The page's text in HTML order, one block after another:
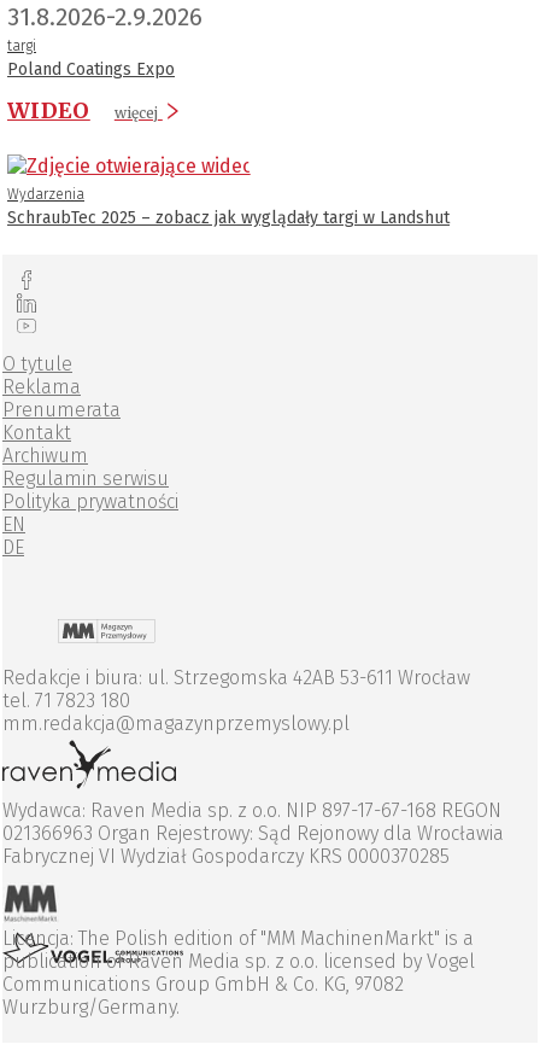
31.8.2026-2.9.2026
targi
Poland Coatings Expo
WIDEO więcej
Wydarzenia
SchraubTec 2025 – zobacz jak wyglądały targi w Landshut
O tytule
Reklama
Prenumerata
Kontakt
Archiwum
Regulamin serwisu
Polityka prywatności
EN
DE
Redakcje i biura: ul. Strzegomska 42AB 53-611 Wrocław
tel. 71 7823 180
mm.redakcja@magazynprzemyslowy.pl
Wydawca: Raven Media sp. z o.o. NIP 897-17-67-168 REGON
021366963 Organ Rejestrowy: Sąd Rejonowy dla Wrocławia
Fabrycznej VI Wydział Gospodarczy KRS 0000370285
Licencja: The Polish edition of "MM MachinenMarkt" is a
publication of Raven Media sp. z o.o. licensed by Vogel
Communications Group GmbH & Co. KG, 97082
Wurzburg/Germany.